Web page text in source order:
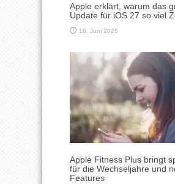
Apple erklärt, warum das
Update für iOS 27 so viel
16. Juni 2026
Apple Fitness Plus bringt
für die Wechseljahre und
Features